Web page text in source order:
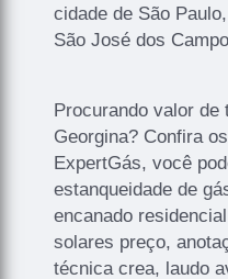
cidade de São
São José dos
Procurando valor de
Georgina? Confira
ExpertGás, você
estanqueidade de
encanado
solares preço,
técnica crea, laudo